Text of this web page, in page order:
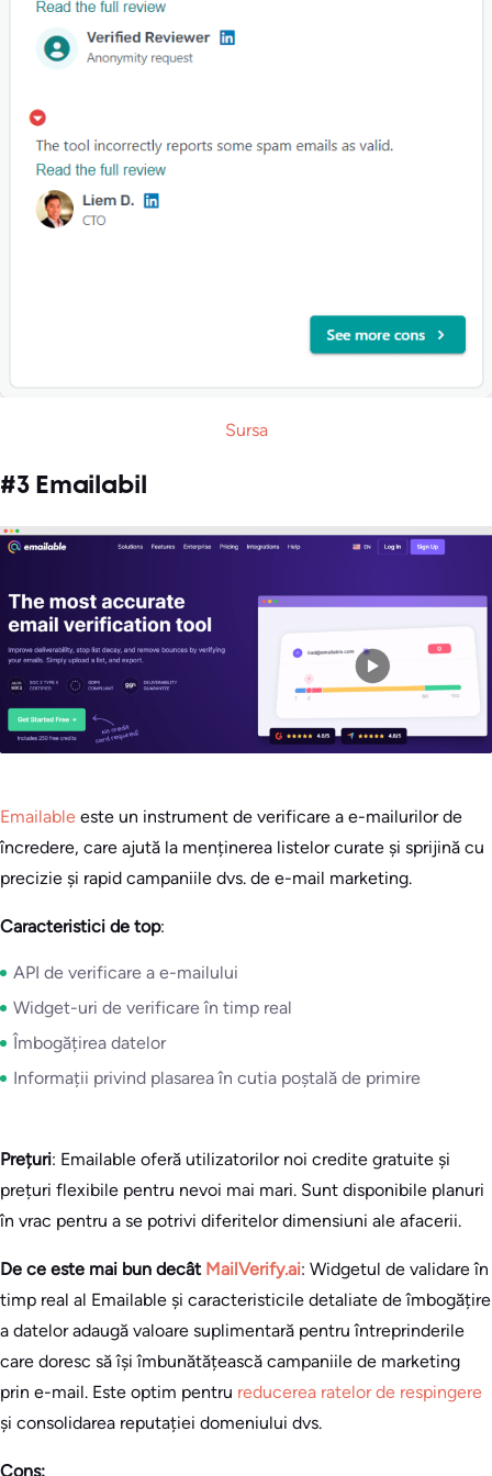
Sursa
#3 Emailabil
Emailable este un instrument de verificare a e-mailurilor de
încredere, care ajută la menținerea listelor curate și sprijină cu
precizie și rapid campaniile dvs. de e-mail marketing.
Caracteristici de top:
API de verificare a e-mailului
Widget-uri de verificare în timp real
Îmbogățirea datelor
Informații privind plasarea în cutia poștală de primire
Prețuri: Emailable oferă utilizatorilor noi credite gratuite și
prețuri flexibile pentru nevoi mai mari. Sunt disponibile planuri
în vrac pentru a se potrivi diferitelor dimensiuni ale afacerii.
De ce este mai bun decât MailVerify.ai: Widgetul de validare în
timp real al Emailable și caracteristicile detaliate de îmbogățire
a datelor adaugă valoare suplimentară pentru întreprinderile
care doresc să își îmbunătățească campaniile de marketing
prin e-mail. Este optim pentru reducerea ratelor de respingere
și consolidarea reputației domeniului dvs.
Cons: